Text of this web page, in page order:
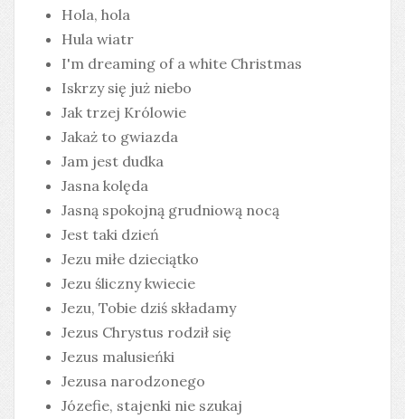
Hola, hola
Hula wiatr
I'm dreaming of a white Christmas
Iskrzy się już niebo
Jak trzej Królowie
Jakaż to gwiazda
Jam jest dudka
Jasna kolęda
Jasną spokojną grudniową nocą
Jest taki dzień
Jezu miłe dzieciątko
Jezu śliczny kwiecie
Jezu, Tobie dziś składamy
Jezus Chrystus rodził się
Jezus malusieńki
Jezusa narodzonego
Józefie, stajenki nie szukaj